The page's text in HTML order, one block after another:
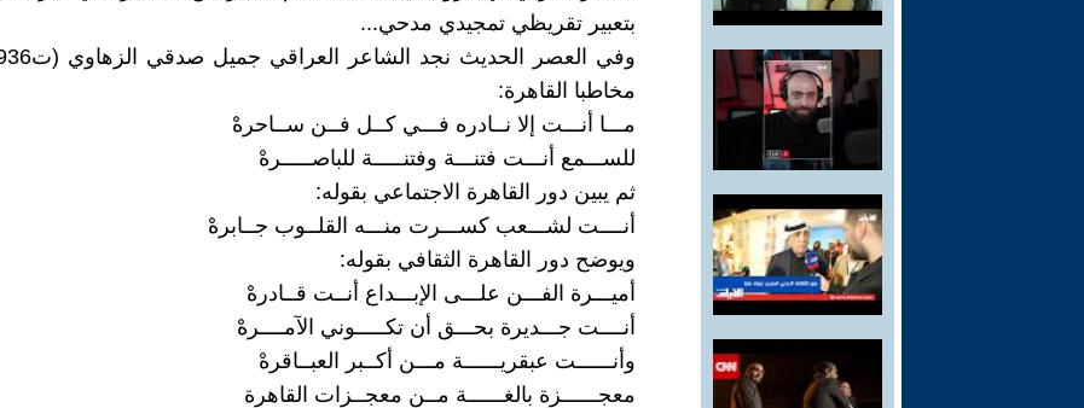
بتعبير تقريظي تمجيدي مدحي...
مخاطبا القاهرة:
مـــا أنـــت إلا نــادره فـــي كــل فــن ســاحرهْ
للســـمع أنـــت فتنـــة وفتنـــــة للباصـــــرهْ
ثم يبين دور القاهرة الاجتماعي بقوله:
أنــــت لشـــعب كســـرت منـــه القلــوب جــابرهْ
ويوضح دور القاهرة الثقافي بقوله:
أميـــرة الفـــن علـــى الإبـــداع أنــت قــادرهْ
أنــــت جـــديرة بحـــق أن تكـــــوني الآمــــرهْ
وأنــــــت عبقريــــــة مـــن أكــبر العبــاقرهْ
معجــــــزة بالغــــــة مــن معجــزات القاهرة